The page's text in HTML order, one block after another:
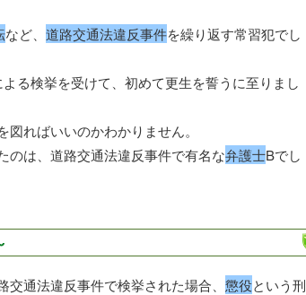
など、 道路交通法違反事件を繰り返す常習犯でし
る検挙を受けて、初めて更生を誓うに至りまし
ればいいのかわかりません。
のは、道路交通法違反事件で有名な弁護士Bでし
交通法違反事件で検挙された場合、 懲役という刑